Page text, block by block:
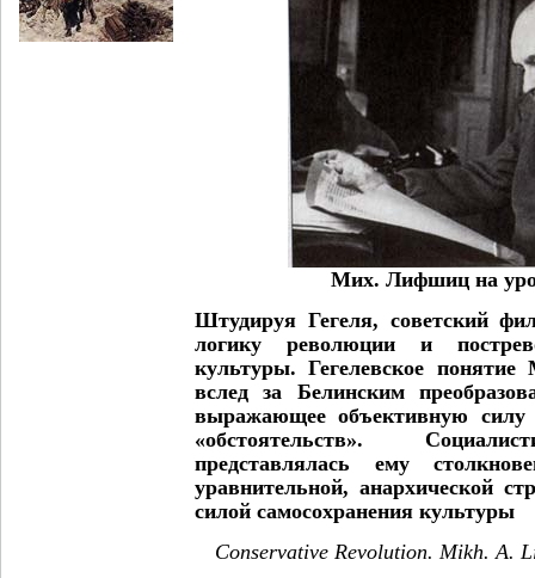
Мих. Лифшиц на
Штудируя Гегеля, советский
логику революции и
культуры. Гегелевское
вслед за Белинским
выражающее объективную силу
«обстоятельств».
представлялась ему
уравнительной, анархической
силой самосохранения культуры
Conservative Revolution. Mikh. A.